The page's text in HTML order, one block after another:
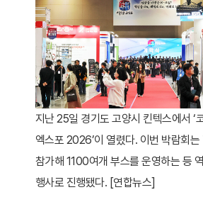
지난 25일 경기도 고양시 킨텍스에서 ‘
엑스포 2026’이 열렸다. 이번 박람회
참가해 1100여개 부스를 운영하는 등
행사로 진행됐다. [연합뉴스]